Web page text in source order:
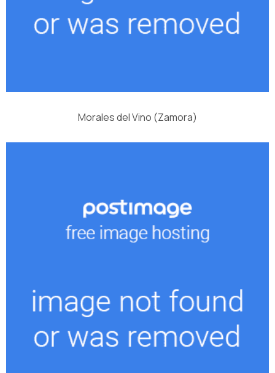
Morales del Vino (Zamora)